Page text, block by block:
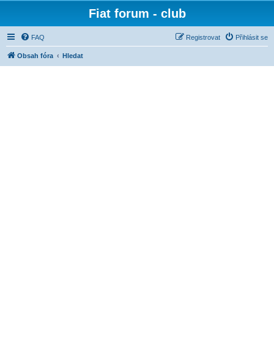
Fiat forum - club
FAQ Přihlásit se
Registrovat
Obsah fóra Hledat